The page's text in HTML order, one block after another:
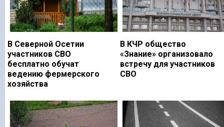
В Северной Осетии
участников СВО
бесплатно обучат
ведению фермерского
хозяйства
В КЧР общество
«Знание» организовало
встречу для участников
СВО